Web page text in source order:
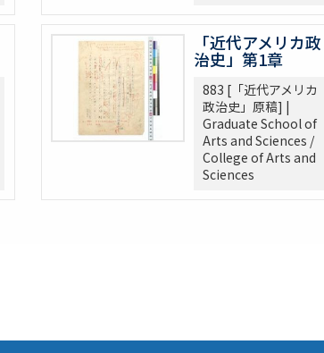
「近代アメリカ政
治史」第1章
883 [「近代アメリカ
政治史」原稿] |
Graduate School of
Arts and Sciences /
College of Arts and
Sciences